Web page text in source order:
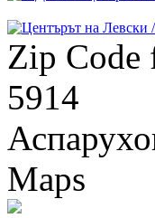
Zip Code
5914
Maps